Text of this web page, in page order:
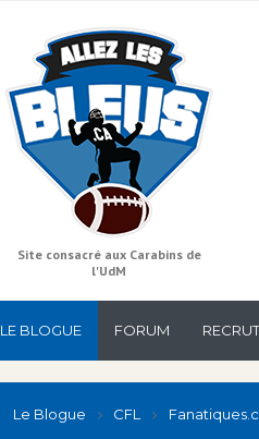
Site consacré aux Carabins de
l'UdM
LE BLOGUE FORUM
Le Blogue CFL